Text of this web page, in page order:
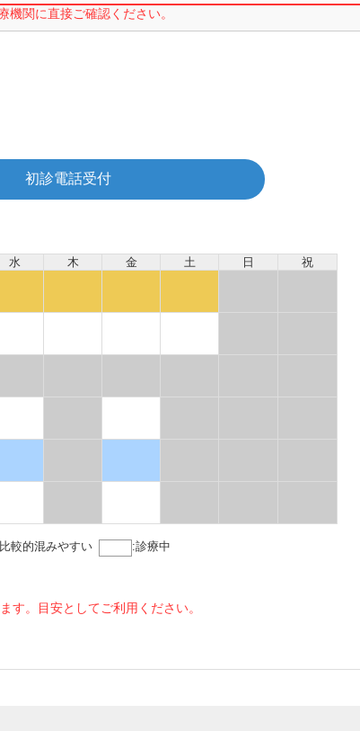
関に直接ご確認ください。
初診電話受付
水 木 金 土 日 祝
比較的混みやすい :診療中
す。目安としてご利用ください。